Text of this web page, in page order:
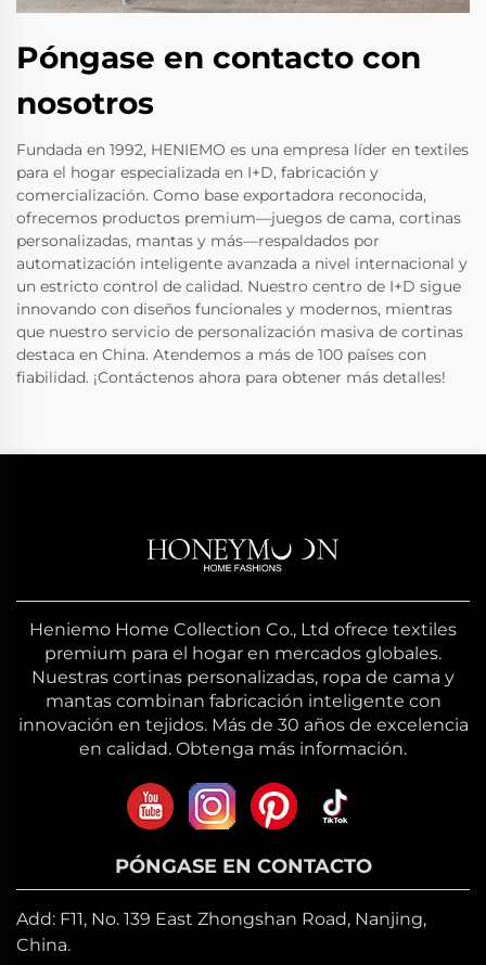
Póngase en contacto con
nosotros
Fundada en 1992, HENIEMO es una empresa líder en textiles
para el hogar especializada en I+D, fabricación y
comercialización. Como base exportadora reconocida,
ofrecemos productos premium—juegos de cama, cortinas
personalizadas, mantas y más—respaldados por
automatización inteligente avanzada a nivel internacional y
un estricto control de calidad. Nuestro centro de I+D sigue
innovando con diseños funcionales y modernos, mientras
que nuestro servicio de personalización masiva de cortinas
destaca en China. Atendemos a más de 100 países con
fiabilidad. ¡Contáctenos ahora para obtener más detalles!
Heniemo Home Collection Co., Ltd ofrece textiles
premium para el hogar en mercados globales.
Nuestras cortinas personalizadas, ropa de cama y
mantas combinan fabricación inteligente con
innovación en tejidos. Más de 30 años de excelencia
en calidad. Obtenga más información.
PÓNGASE EN CONTACTO
Add: F11, No. 139 East Zhongshan Road, Nanjing,
China.